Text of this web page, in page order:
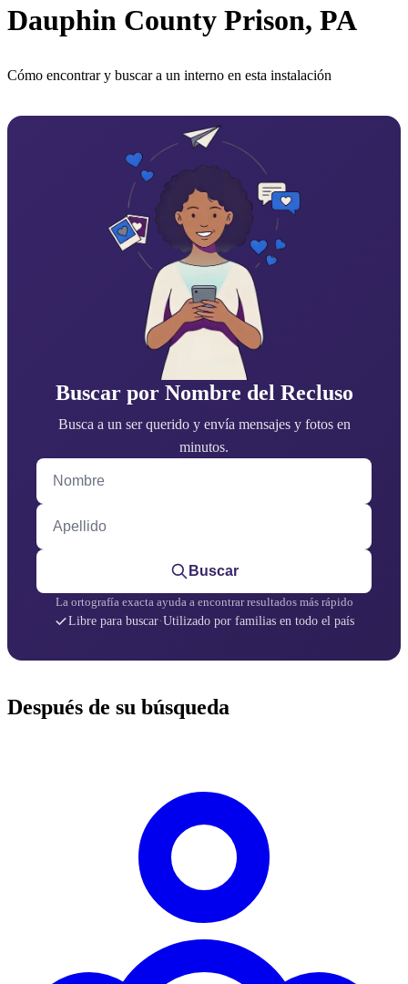
Dauphin County Prison, PA
Cómo encontrar y buscar a un interno en esta instalación
Buscar por Nombre del Recluso
Busca a un ser querido y envía mensajes y fotos en
minutos.
Nombre
Apellido
Buscar
La ortografía exacta ayuda a encontrar resultados más rápido
Libre para buscar·Utilizado por familias en todo el país
Después de su búsqueda